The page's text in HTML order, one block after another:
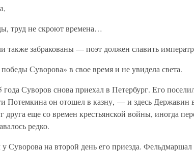
труд не скроют времена…
также забракованы — поэт должен славить
Суворова» в свое время и не увидела света.
года Суворов снова приехал в Петербург. Его
Потемкина он отошел в казну, — и здесь Державин
друга еще со времен крестьянской войны, иногда
редко.
Суворова на второй день его приезда. Фельдмаршал